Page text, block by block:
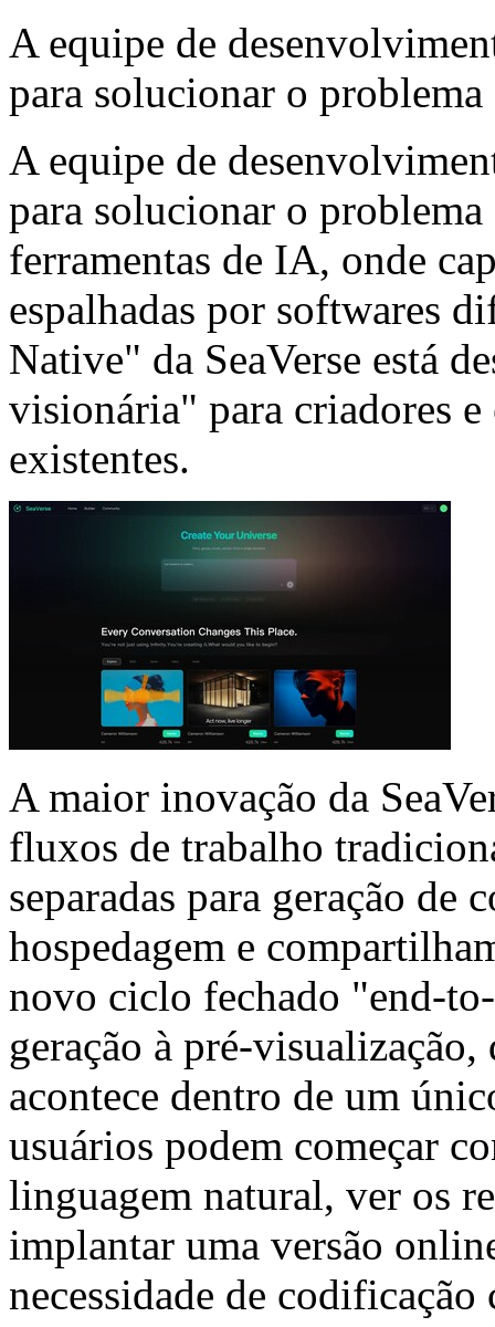
A equipe de
para solucionar o problema
A equipe de
para solucionar o
ferramentas de IA, onde
espalhadas por softwares
Native" da SeaVerse está
visionária" para criadores
existentes.
A maior inovação da
fluxos de trabalho
separadas para geração
hospedagem e
novo ciclo fechado "end-
geração à pré-
acontece dentro de um
usuários podem começar
linguagem natural, ver os
implantar uma versão
necessidade de codificação